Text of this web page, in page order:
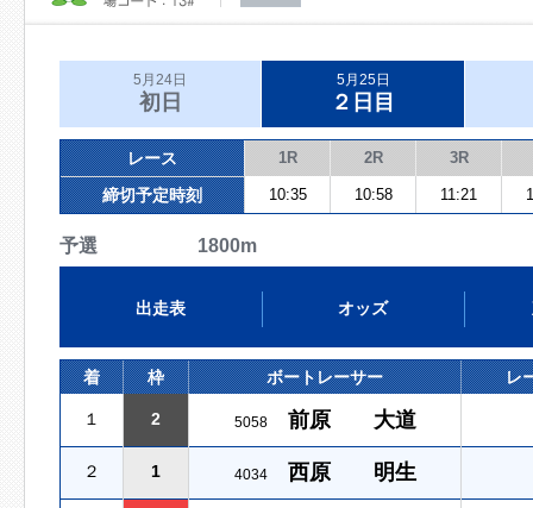
5月24日
初日
5月25日
２日目
レース 1R 2R 3R
締切予定時刻 10:35 10:58 11:21
予選 1800m
出走表 オッズ
着 枠 ボートレーサー レ
１ 2 5058 前原 大道
２ 1 4034 西原 明生